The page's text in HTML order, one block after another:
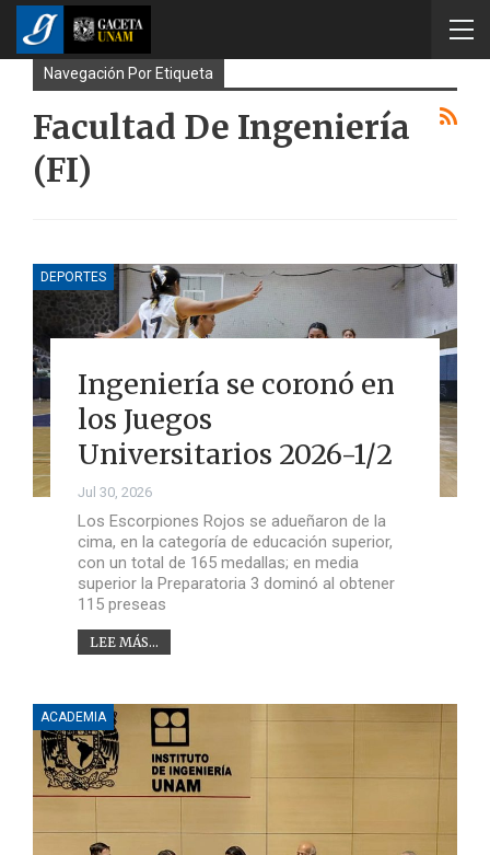
Navegación Por Etiqueta
Facultad De Ingeniería
(FI)
DEPORTES
Ingeniería se coronó en
los Juegos
Universitarios 2026-1/2
Jul 30, 2026
Los Escorpiones Rojos se adueñaron de la
cima, en la categoría de educación superior,
con un total de 165 medallas; en media
superior la Preparatoria 3 dominó al obtener
115 preseas
LEE MÁS...
ACADEMIA